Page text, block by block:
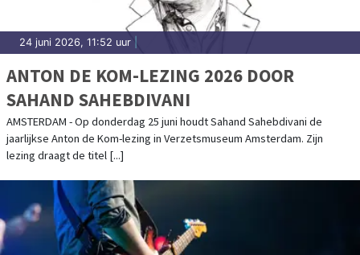
24 juni 2026, 11:52 uur
ANTON DE KOM-LEZING 2026 DOOR
SAHAND SAHEBDIVANI
AMSTERDAM - Op donderdag 25 juni houdt Sahand Sahebdivani de
jaarlijkse Anton de Kom-lezing in Verzetsmuseum Amsterdam. Zijn
lezing draagt de titel [...]